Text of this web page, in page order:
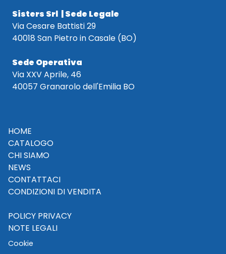
Sisters Srl | Sede Legale
Via Cesare Battisti 29
40018 San Pietro in Casale (BO)
Sede Operativa
Via XXV Aprile, 46
40057 Granarolo dell'Emilia BO
HOME
CATALOGO
CHI SIAMO
NEWS
CONTATTACI
CONDIZIONI DI VENDITA
POLICY PRIVACY
NOTE LEGALI
Cookie